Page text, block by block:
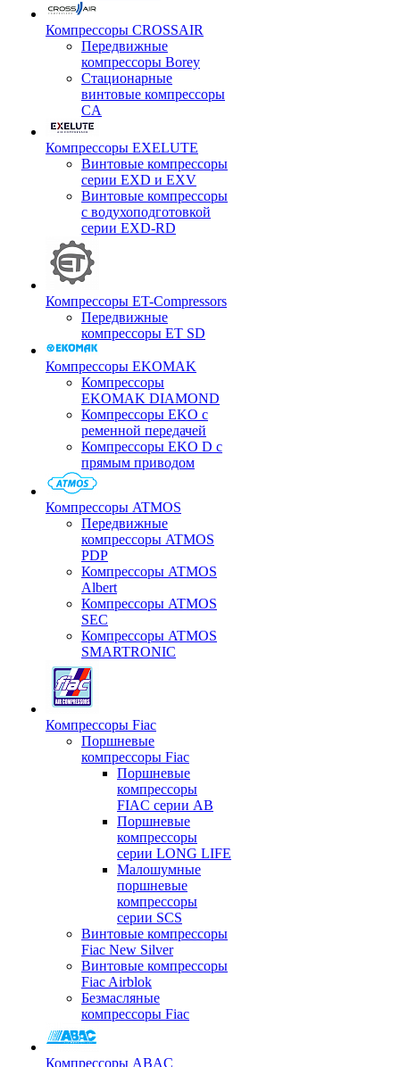
Компрессоры CROSSAIR
Передвижные
компрессоры Borey
Стационарные
винтовые компрессоры
CA
Компрессоры EXELUTE
Винтовые компрессоры
серии EXD и EXV
Винтовые компрессоры
с водухоподготовкой
серии EXD-RD
Компрессоры ET-Compressors
Передвижные
компрессоры ET SD
Компрессоры EKOMAK
Компрессоры
EKOMAK DIAMOND
Компрессоры EKO c
ременной передачей
Компрессоры EKO D с
прямым приводом
Компрессоры ATMOS
Передвижные
компрессоры ATMOS
PDP
Компрессоры ATMOS
Albert
Компрессоры ATMOS
SEC
Компрессоры ATMOS
SMARTRONIC
Компрессоры Fiac
Поршневые
компрессоры Fiac
Поршневые
компрессоры
FIAC серии AB
Поршневые
компрессоры
серии LONG LIFE
Малошумные
поршневые
компрессоры
серии SCS
Винтовые компрессоры
Fiac New Silver
Винтовые компрессоры
Fiac Airblok
Безмасляные
компрессоры Fiac
Компрессоры ABAC